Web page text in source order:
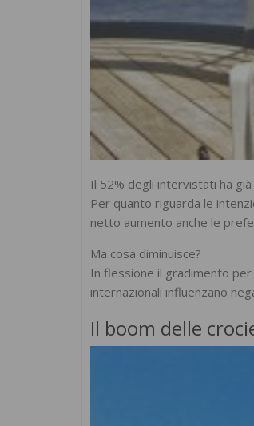
Il 52% degli intervistati ha
Per quanto riguarda le
netto aumento anche le
Ma cosa diminuisce?
In flessione il gradimento
internazionali influenzano
Il boom delle